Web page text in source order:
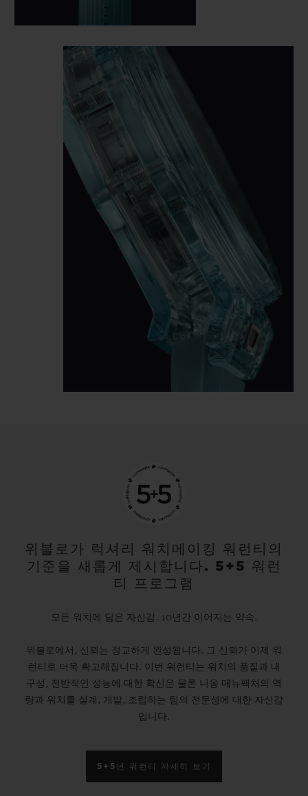
위블로가 럭셔리 워치메이킹 워런티의
기준을 새롭게 제시합니다. 5+5 워런
티 프로그램
모든 워치에 담은 자신감. 10년간 이어지는 약속.
위블로에서, 신뢰는 정교하게 완성됩니다. 그 신뢰가 이제 워
런티로 더욱 확고해집니다. 이번 워런티는 워치의 품질과 내
구성, 전반적인 성능에 대한 확신은 물론 니옹 매뉴팩처의 역
량과 워치를 설계, 개발, 조립하는 팀의 전문성에 대한 자신감
입니다.
5+5년 워런티 자세히 보기